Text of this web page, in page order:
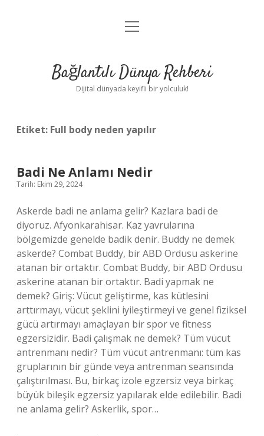
Anasayfa
Yasal Uyarı
menüyü
Bağlantılı Dünya Rehberi
Dijital dünyada keyifli bir yolculuk!
Etiket: Full body neden yapılır
Badi Ne Anlamı Nedir
Tarih: Ekim 29, 2024
Askerde badi ne anlama gelir? Kazlara badi de
diyoruz. Afyonkarahisar. Kaz yavrularına
bölgemizde genelde badik denir. Buddy ne demek
askerde? Combat Buddy, bir ABD Ordusu askerine
atanan bir ortaktır. Combat Buddy, bir ABD Ordusu
askerine atanan bir ortaktır. Badi yapmak ne
demek? Giriş: Vücut geliştirme, kas kütlesini
arttırmayı, vücut şeklini iyileştirmeyi ve genel fiziksel
gücü artırmayı amaçlayan bir spor ve fitness
egzersizidir. Badi çalışmak ne demek? Tüm vücut
antrenmanı nedir? Tüm vücut antrenmanı: tüm kas
gruplarının bir günde veya antrenman seansında
çalıştırılması. Bu, birkaç izole egzersiz veya birkaç
büyük bileşik egzersiz yapılarak elde edilebilir. Badi
ne anlama gelir? Askerlik, spor…